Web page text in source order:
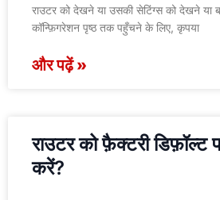
राउटर को देखने या उसकी सेटिंग्स को देखने या
कॉन्फ़िगरेशन पृष्ठ तक पहुँचने के लिए, कृपया
और पढ़ें »
राउटर को फ़ैक्टरी डिफ़ॉल्ट
करें?